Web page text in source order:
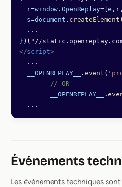
  r
=window . OpenReplay=[ e , r ,
  s
=document . createElement (
  ...
} )("//
</script>
  ...
  __OPENREPLAY__
. event (
	// OR
	__OPENREPLAY__
.
  ...
Événements
Les événements techniques